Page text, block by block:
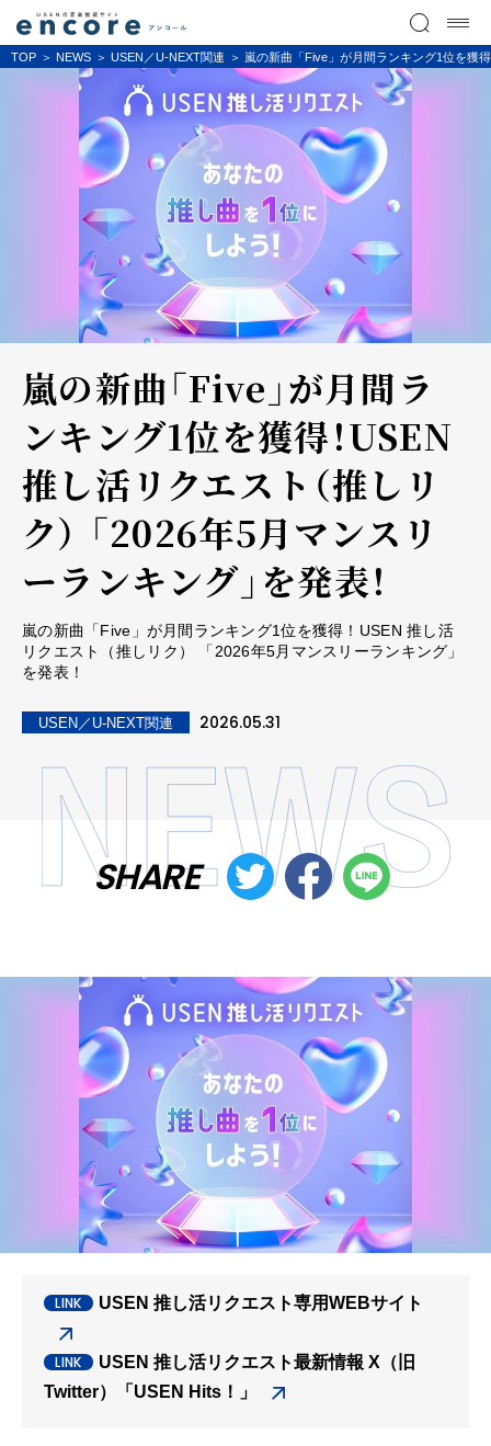
TOP NEWS USEN／U-NEXT関連 嵐の新曲「Five」が月間ランキング1位を獲
嵐の新曲「Five」が月間ラ
ンキング1位を獲得！USEN
推し活リクエスト（推しリ
ク） 「2026年5月マンスリ
ーランキング」を発表！
嵐の新曲「Five」が月間ランキング1位を獲得！USEN 推し活
リクエスト（推しリク） 「2026年5月マンスリーランキング」
を発表！
USEN／U-NEXT関連 2026.05.31
SHARE
USEN 推し活リクエスト専用WEBサイト
USEN 推し活リクエスト最新情報 X（旧
Twitter）「USEN Hits！」